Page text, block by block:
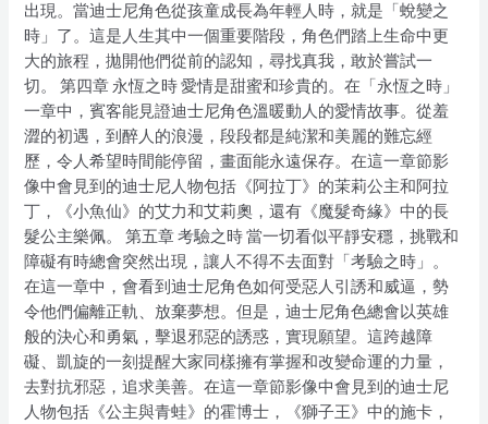
出現。當迪士尼角色從孩童成長為年輕人時，就是「蛻變之
時」了。這是人生其中一個重要階段，角色們踏上生命中更
大的旅程，拋開他們從前的認知，尋找真我，敢於嘗試一
切。 第四章 永恆之時 愛情是甜蜜和珍貴的。在「永恆之時」
一章中，賓客能見證迪士尼角色溫暖動人的愛情故事。從羞
澀的初遇，到醉人的浪漫，段段都是純潔和美麗的難忘經
歷，令人希望時間能停留，畫面能永遠保存。在這一章節影
像中會見到的迪士尼人物包括《阿拉丁》的茉莉公主和阿拉
丁，《小魚仙》的艾力和艾莉奧，還有《魔髮奇緣》中的長
髮公主樂佩。 第五章 考驗之時 當一切看似平靜安穩，挑戰和
障礙有時總會突然出現，讓人不得不去面對「考驗之時」。
在這一章中，會看到迪士尼角色如何受惡人引誘和威逼，勢
令他們偏離正軌、放棄夢想。但是，迪士尼角色總會以英雄
般的決心和勇氣，擊退邪惡的誘惑，實現願望。這跨越障
礙、凱旋的一刻提醒大家同樣擁有掌握和改變命運的力量，
去對抗邪惡，追求美善。在這一章節影像中會見到的迪士尼
人物包括《公主與青蛙》的霍博士，《獅子王》中的施卡，